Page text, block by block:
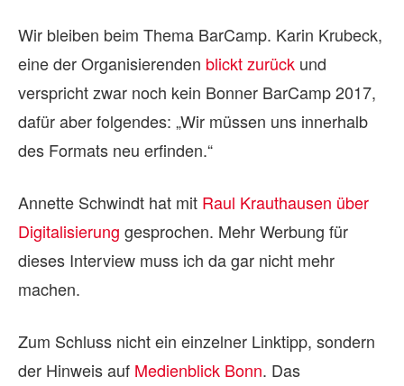
Wir bleiben beim Thema BarCamp. Karin Krubeck,
eine der Organisierenden blickt zurück und
verspricht zwar noch kein Bonner BarCamp 2017,
dafür aber folgendes: „Wir müssen uns innerhalb
des Formats neu erfinden.“
Annette Schwindt hat mit Raul Krauthausen über
Digitalisierung gesprochen. Mehr Werbung für
dieses Interview muss ich da gar nicht mehr
machen.
Zum Schluss nicht ein einzelner Linktipp, sondern
der Hinweis auf Medienblick Bonn. Das